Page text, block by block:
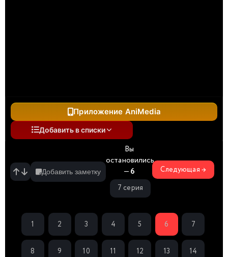
Приложение AniMedia
Добавить в списки
Добавить заметку
Вы
остановились
—6
7 серия
Следующая →
1 2 3 4 5 6 7
8 9 10 11 12 13 14